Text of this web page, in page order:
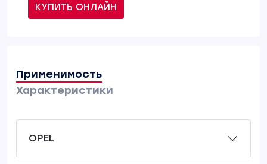
КУПИТЬ ОНЛАЙН
Применимость
Характеристики
OPEL